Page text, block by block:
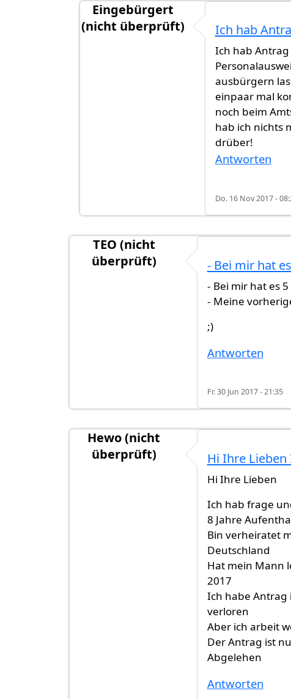
Eingebürgert
(nicht überprüft)
Ohjee, dass sind ja
Ich hab
Ich hab
ausbürgern
einpaar mal
noch beim
hab ich nichts
drüber!
Antworten
Do. 16 Nov 2017 -
TEO (nicht
überprüft)
- Bei mir hat
- Bei mir hat es
- Meine
;)
Antworten
Fr. 30 Jun 2017 - 21:35
Hewo (nicht
überprüft)
Hi Ihre
Hi Ihre Lieben
Ich hab frage
8 Jahre
Bin verheiratet
Deutschland
Hat mein Mann
2017
Ich habe Antrag
verloren
Aber ich arbeit
Der Antrag ist
Abgelehen
Antworten